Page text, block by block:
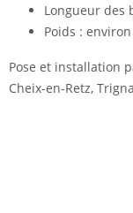
Longueur des
Poids :
Pose et installation
Cheix-en-Retz,